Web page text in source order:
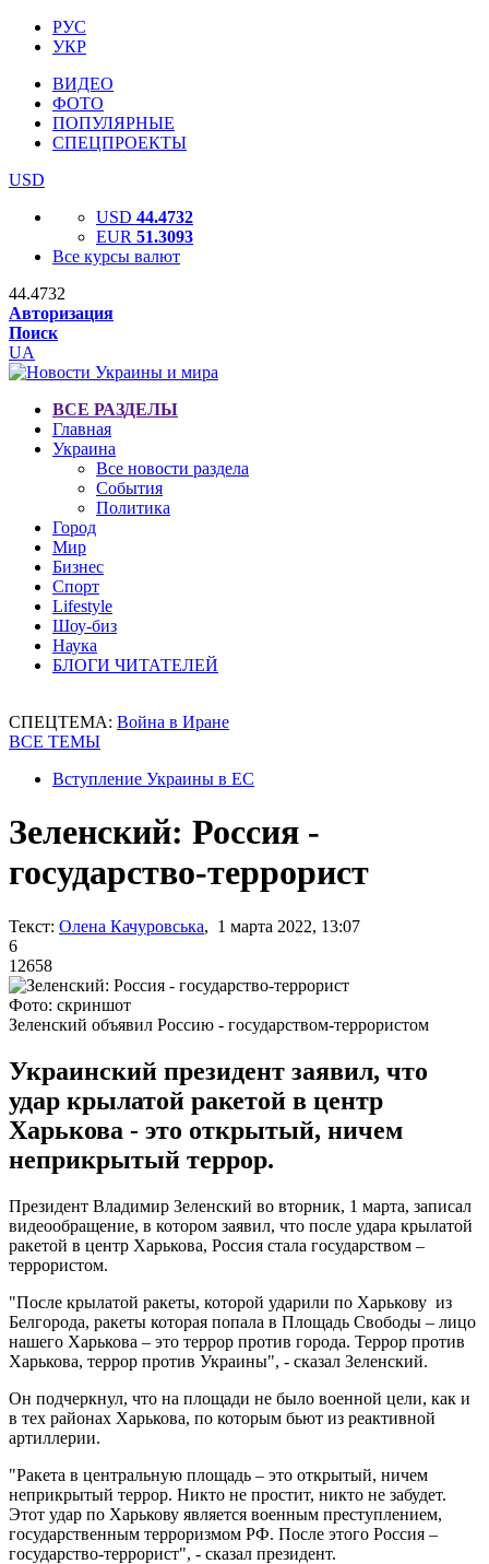
РУС
УКР
ВИДЕО
ФОТО
ПОПУЛЯРНЫЕ
СПЕЦПРОЕКТЫ
USD
USD 44.4732
EUR 51.3093
Все курсы валют
44.4732
Авторизация
Поиск
UA
ВСЕ РАЗДЕЛЫ
Главная
Украина
Все новости раздела
События
Политика
Город
Мир
Бизнес
Спорт
Lifestyle
Шоу-биз
Наука
БЛОГИ ЧИТАТЕЛЕЙ
СПЕЦТЕМА: Война в Иране
ВСЕ ТЕМЫ
Вступление Украины в ЕС
Зеленский: Россия -
государство-террорист
Текст: Олена Качуровська, 1 марта 2022, 13:07
6
12658
Фото: скриншот
Зеленский объявил Россию - государством-террористом
Украинский президент заявил, что
удар крылатой ракетой в центр
Харькова - это открытый, ничем
неприкрытый террор.
Президент Владимир Зеленский во вторник, 1 марта, записал
видеообращение, в котором заявил, что после удара крылатой
ракетой в центр Харькова, Россия стала государством –
террористом.
"После крылатой ракеты, которой ударили по Харькову из
Белгорода, ракеты которая попала в Площадь Свободы – лицо
нашего Харькова – это террор против города. Террор против
Харькова, террор против Украины", - сказал Зеленский.
Он подчеркнул, что на площади не было военной цели, как и
в тех районах Харькова, по которым бьют из реактивной
артиллерии.
"Ракета в центральную площадь – это открытый, ничем
неприкрытый террор. Никто не простит, никто не забудет.
Этот удар по Харькову является военным преступлением,
государственным терроризмом РФ. После этого Россия –
государство-террорист", - сказал президент.